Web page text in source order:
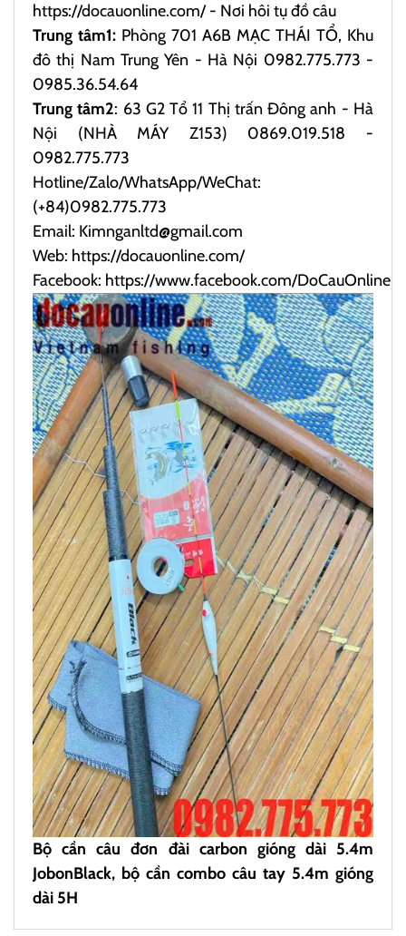
https://docauonline.com/- Nơi hôi tụ đồ câu
Trung tâm1: Phòng 701 A6B MẠC THÁI TỔ, Khu
đô thị Nam Trung Yên - Hà Nội 0982.775.773 -
0985.36.54.64
Trung tâm2: 63 G2 Tổ 11 Thị trấn Đông anh - Hà
Nội (NHÀ MÁY Z153) 0869.019.518 -
0982.775.773
Hotline/Zalo/WhatsApp/WeChat:
(+84)0982.775.773
Email: Kimnganltd@gmail.com
Web: https://docauonline.com/
Facebook: https://www.facebook.com/DoCauOnline
Bộ cần câu đơn đài carbon gióng dài 5.4m
JobonBlack, bộ cần combo câu tay 5.4m gióng
dài 5H